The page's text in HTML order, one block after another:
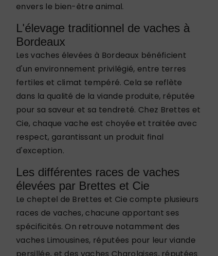
envers le bien-être animal.
L'élevage traditionnel de vaches à
Bordeaux
Les vaches élevées à Bordeaux bénéficient
d'un environnement privilégié, entre terres
fertiles et climat tempéré. Cela se reflète
dans la qualité de la viande produite, réputée
pour sa saveur et sa tendreté. Chez Brettes et
Cie, chaque vache est choyée et traitée avec
respect, garantissant un produit final
d'exception.
Les différentes races de vaches
élevées par Brettes et Cie
Le cheptel de Brettes et Cie compte plusieurs
races de vaches, chacune apportant ses
spécificités. On retrouve notamment des
vaches Limousines, réputées pour leur viande
persillée, et des vaches Charolaises, réputées